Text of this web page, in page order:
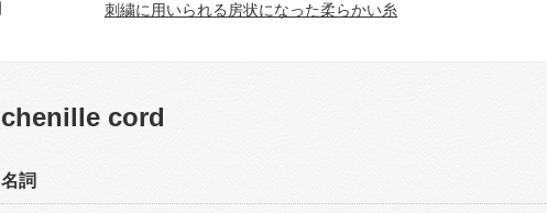
刺繍に用いられる房状になった柔らかい糸
chenille cord
名詞